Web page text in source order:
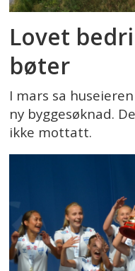
Lovet
bøter
I mars sa
ny byggesøknad.
ikke mottatt.